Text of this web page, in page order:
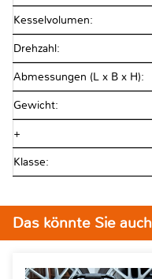
Kesselvolumen:
Drehzahl:
Abmessungen (L x B x H):
Gewicht:
+
Klasse:
Das könnte Sie